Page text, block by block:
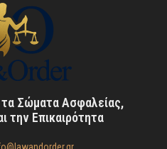
τα Σώματα Ασφαλείας,
την Επικαιρότητα